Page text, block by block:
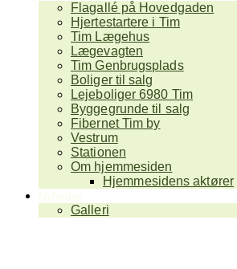
Flagallé på Hovedgaden
Hjertestartere i Tim
Tim Lægehus
Lægevagten
Tim Genbrugsplads
Boliger til salg
Lejeboliger 6980 Tim
Byggegrunde til salg
Fibernet Tim by
Vestrum
Stationen
Om hjemmesiden
Hjemmesidens aktører
Galleri